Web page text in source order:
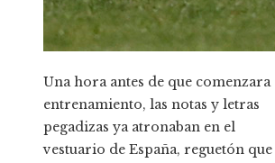
Una hora antes de que comenzara
entrenamiento, las notas y letras
pegadizas ya atronaban en el
vestuario de España, reguetón que